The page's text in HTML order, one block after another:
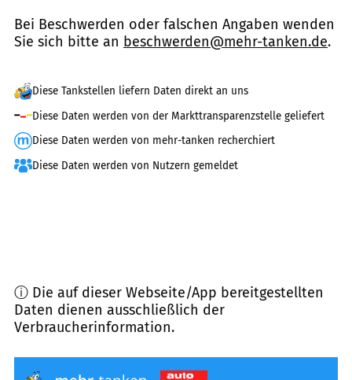
Bei Beschwerden oder falschen Angaben wenden
Sie sich bitte an beschwerden@mehr-tanken.de.
Diese Tankstellen liefern Daten direkt an uns
Diese Daten werden von der Markttransparenzstelle geliefert
Diese Daten werden von mehr-tanken recherchiert
Diese Daten werden von Nutzern gemeldet
ⓘ Die auf dieser Webseite/App bereitgestellten
Daten dienen ausschließlich der
Verbraucherinformation.